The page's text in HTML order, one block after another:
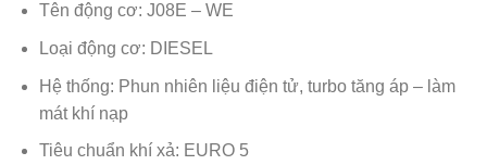
Tên động cơ: J08E – WE
Loại động cơ: DIESEL
Hệ thống: Phun nhiên liệu điện tử, turbo tăng áp – làm
mát khí nạp
Tiêu chuẩn khí xả: EURO 5